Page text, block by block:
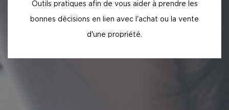
Outils pratiques afin de vous aider à prendre les
bonnes décisions en lien avec l'achat ou la vente
d'une propriété.